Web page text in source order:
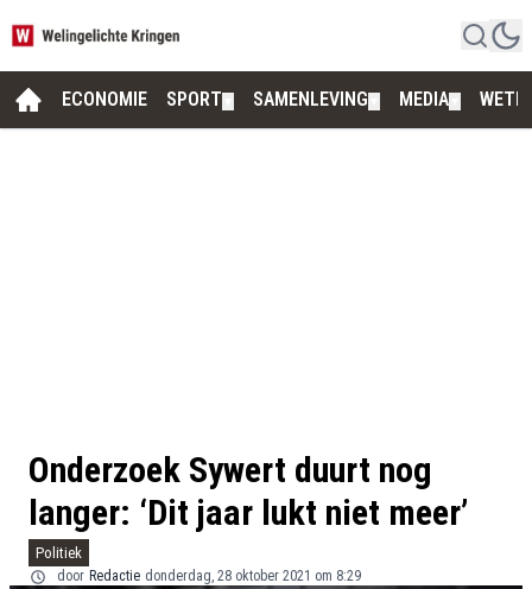
ECONOMIE SPORT SAMENLEVING MEDIA
Onderzoek Sywert duurt nog
langer: ‘Dit jaar lukt niet meer’
Politiek
door Redactie donderdag, 28 oktober 2021 om 8:29